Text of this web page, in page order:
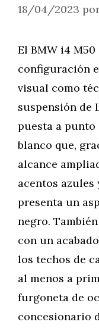
18/04/2023
El BMW i4
configuración
visual como
suspensión de
puesta a punto
blanco que,
alcance
acentos
presenta un
negro.
con un
los techos de
al menos a
furgoneta de
concesionario